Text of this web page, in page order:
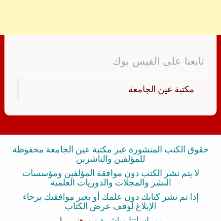
تابعنا على الفيس بوك
‏مكتبة عين الجامعة‏
حقوق الكتب المنشورة عبر مكتبة عين الجامعة محفوظة
للمؤلفين والناشرين
لا يتم نشر الكتب دون موافقة المؤلفين ومؤسسات
النشر والمجلات والدوريات العلمية
إذا تم نشر كتابك دون علمك أو بغير موافقتك برجاء
الإبلاغ لوقف عرض الكتاب